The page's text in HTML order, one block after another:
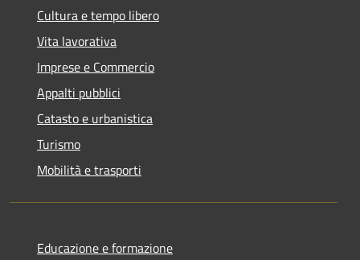
Cultura e tempo libero
Vita lavorativa
Imprese e Commercio
Appalti pubblici
Catasto e urbanistica
Turismo
Mobilità e trasporti
Educazione e formazione